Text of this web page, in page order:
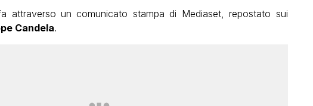
attraverso un comunicato stampa di Mediaset, repostato sui
Candela.